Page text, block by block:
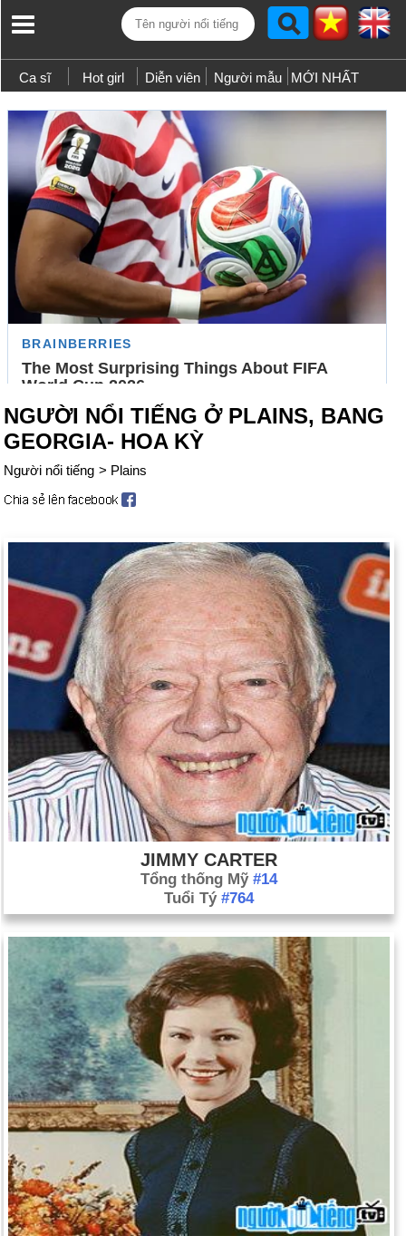
Ca sĩ Hot girl Diễn viên Người mẫu MỚI NHẤT
NGƯỜI NỔI TIẾNG Ở PLAINS, BANG
GEORGIA- HOA KỲ
Người nổi tiếng > Plains
JIMMY CARTER
Tổng thống Mỹ #14
Tuổi Tý #764